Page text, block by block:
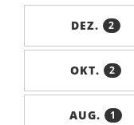
DEZ. 2
OKT. 2
AUG. 1